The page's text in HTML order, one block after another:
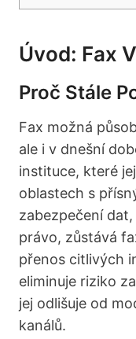
Úvod: Fax
Proč Stále
Fax možná
ale i v dnešní
instituce, které
oblastech s
zabezpečení
právo, zůstává
přenos citlivých
eliminuje riziko
jej odlišuje od
kanálů.